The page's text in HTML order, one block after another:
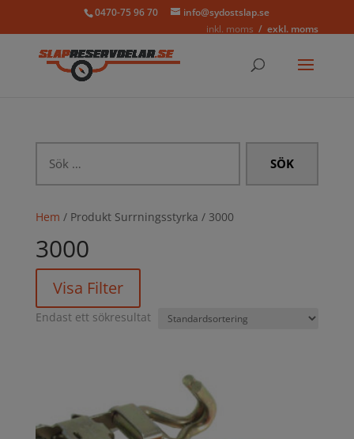
0470-75 96 70
info@sydostslap.se
inkl. moms
exkl. moms
efter:
Hem / Produkt Surrningsstyrka / 3000
3000
Visa Filter
Endast ett sökresultat